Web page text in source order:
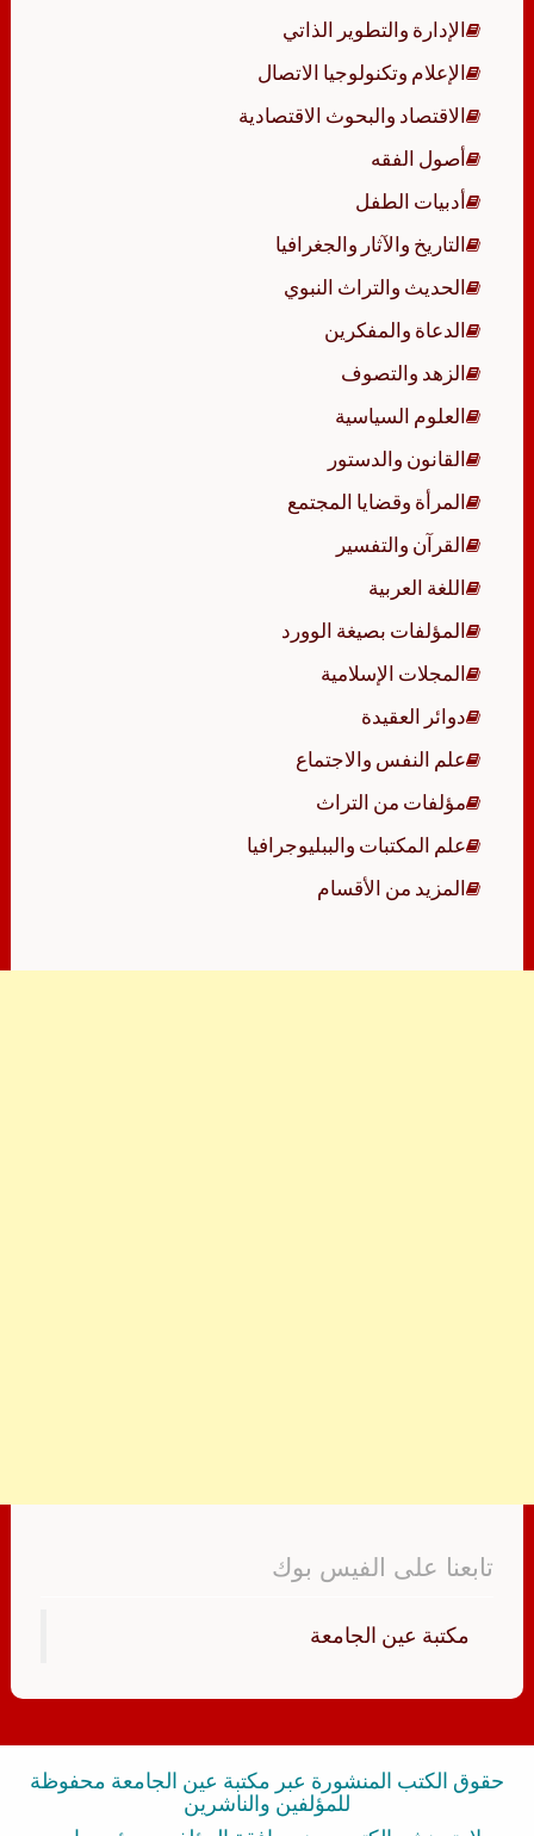
الإدارة والتطوير الذاتي
الإعلام وتكنولوجيا الاتصال
الاقتصاد والبحوث الاقتصادية
أصول الفقه
أدبيات الطفل
التاريخ والآثار والجغرافيا
الحديث والتراث النبوي
الدعاة والمفكرين
الزهد والتصوف
العلوم السياسية
القانون والدستور
المرأة وقضايا المجتمع
القرآن والتفسير
اللغة العربية
المؤلفات بصيغة الوورد
المجلات الإسلامية
دوائر العقيدة
علم النفس والاجتماع
مؤلفات من التراث
علم المكتبات والببليوجرافيا
المزيد من الأقسام
تابعنا على الفيس بوك
‏مكتبة عين الجامعة‏
حقوق الكتب المنشورة عبر مكتبة عين الجامعة محفوظة
للمؤلفين والناشرين